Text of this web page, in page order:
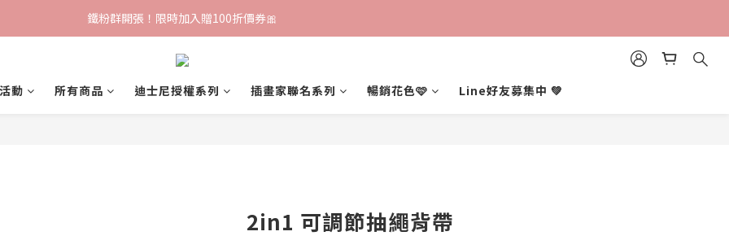
鐵粉群開張！限時加入贈100折價券🎀
鐵粉群開張！限時加入贈100折價券🎀
【雲朵人氣單品】下單輸入『soft』再折$100
✨前往加入LINE好友領取專屬 $100優惠券✨
動 所有商品 迪士尼授權系列 插畫家聯名系列 暢銷花色🩷 Line好友募集中 💚
2in1 可調節抽繩背帶